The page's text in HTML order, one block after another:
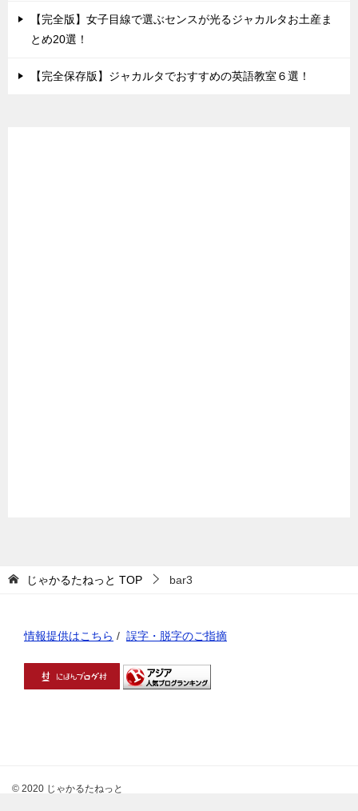
【完全版】女子目線で選ぶセンスが光るジャカルタお土産ま
とめ20選！
【完全保存版】ジャカルタでおすすめの英語教室６選！
じゃかるたねっと TOP bar3
情報提供はこちら / 誤字・脱字のご指摘
© 2020 じゃかるたねっと